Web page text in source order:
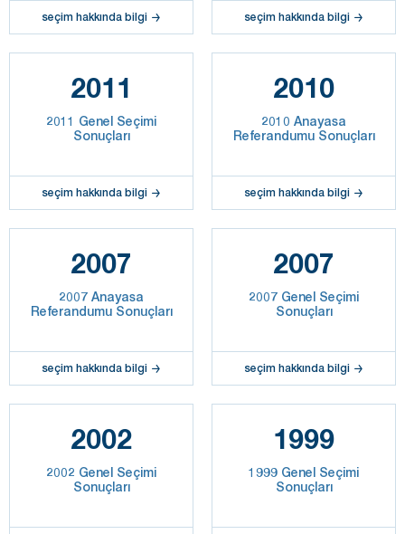
seçim hakkında bilgi seçim hakkında bilgi
2011
2011 Genel Seçimi
Sonuçları
seçim hakkında bilgi
2010
2010 Anayasa
Referandumu Sonuçları
seçim hakkında bilgi
2007
2007 Anayasa
Referandumu Sonuçları
seçim hakkında bilgi
2007
2007 Genel Seçimi
Sonuçları
seçim hakkında bilgi
2002
2002 Genel Seçimi
Sonuçları
1999
1999 Genel Seçimi
Sonuçları